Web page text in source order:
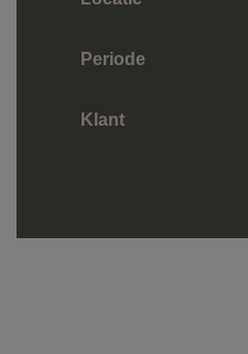
Periode
Klant